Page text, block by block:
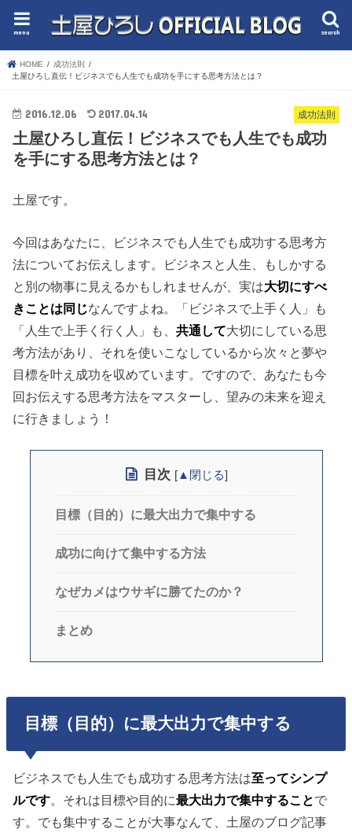
search
menu
HOME
成功法則
土屋ひろし直伝！ビジネスでも人生でも成功を手にする思考方法とは？
成功法則
2016.12.06 2017.04.14
土屋ひろし直伝！ビジネスでも人生でも成功
を手にする思考方法とは？
土屋です。
今回はあなたに、ビジネスでも人生でも成功する思考方
法についてお伝えします。ビジネスと人生、もしかする
と別の物事に見えるかもしれませんが、実は大切にすべ
きことは同じなんですよね。「ビジネスで上手く人」も
「人生で上手く行く人」も、共通して大切にしている思
考方法があり、それを使いこなしているから次々と夢や
目標を叶え成功を収めています。ですので、あなたも今
回お伝えする思考方法をマスターし、望みの未来を迎え
に行きましょう！
目次 [▲閉じる]
目標（目的）に最大出力で集中する
成功に向けて集中する方法
なぜカメはウサギに勝てたのか？
まとめ
目標（目的）に最大出力で集中する
ビジネスでも人生でも成功する思考方法は至ってシンプ
ルです。それは目標や目的に最大出力で集中することで
す。でも集中することが大事なんて、土屋のブログ記事